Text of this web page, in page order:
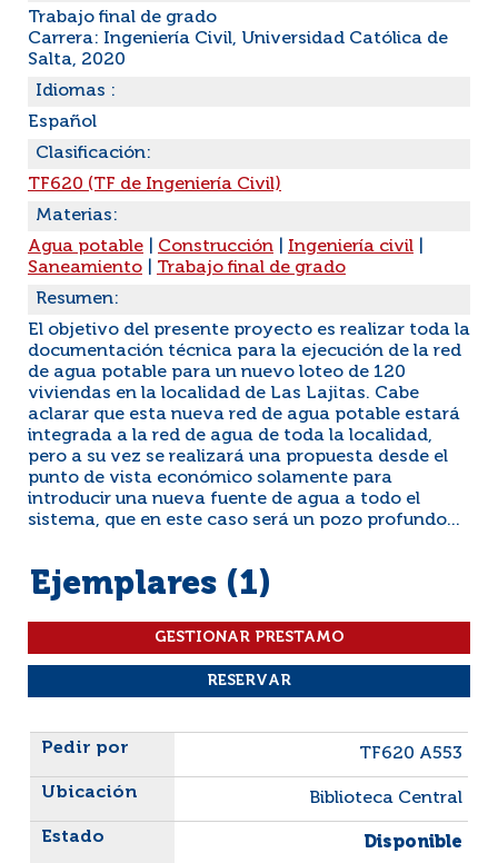
Trabajo final de grado
Carrera: Ingeniería Civil, Universidad Católica de
Salta, 2020
Idiomas :
Español
Clasificación:
TF620 (TF de Ingeniería Civil)
Materias:
Agua potable
Construcción Ingeniería civil
Saneamiento
Trabajo final de grado
Resumen:
El objetivo del presente proyecto es realizar toda la
documentación técnica para la ejecución de la red
de agua potable para un nuevo loteo de 120
viviendas en la localidad de Las Lajitas. Cabe
aclarar que esta nueva red de agua potable estará
integrada a la red de agua de toda la localidad,
pero a su vez se realizará una propuesta desde el
punto de vista económico solamente para
introducir una nueva fuente de agua a todo el
sistema, que en este caso será un pozo profundo...
Ejemplares (1)
Liste des exemplaires
TF620 A553
Biblioteca Central
Disponible